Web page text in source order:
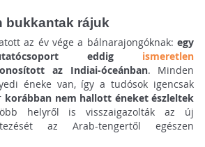
bukkantak rájuk
az év vége a bálnarajongóknak:egy
eddig ismeretlen
az Indiai-óceánban. Minden
éneke van, így a tudósok igencsak
korábban nem hallott éneket észleltek
helyről is visszaigazolták az új
az Arab-tengertől egészen